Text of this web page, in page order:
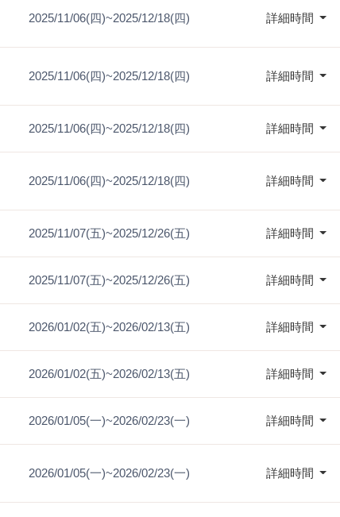
2025/11/06(四)~2025/12/18(四) 詳細時間
2025/11/06(四)~2025/12/18(四) 詳細時間
2025/11/06(四)~2025/12/18(四) 詳細時間
2025/11/06(四)~2025/12/18(四) 詳細時間
2025/11/07(五)~2025/12/26(五) 詳細時間
2025/11/07(五)~2025/12/26(五) 詳細時間
2026/01/02(五)~2026/02/13(五) 詳細時間
2026/01/02(五)~2026/02/13(五) 詳細時間
2026/01/05(一)~2026/02/23(一) 詳細時間
2026/01/05(一)~2026/02/23(一) 詳細時間